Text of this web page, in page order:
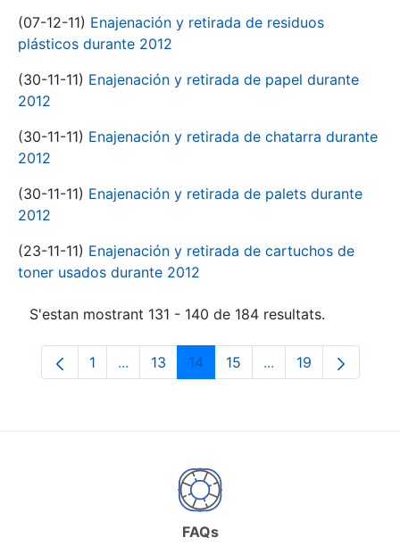
(07-12-11) Enajenación y retirada de residuos
plásticos durante 2012
(30-11-11) Enajenación y retirada de papel durante
2012
(30-11-11) Enajenación y retirada de chatarra durante
2012
(30-11-11) Enajenación y retirada de palets durante
2012
(23-11-11) Enajenación y retirada de cartuchos de
toner usados durante 2012
S'estan mostrant 131 - 140 de 184 resultats.
Pàgina
1 ...Pàgines intermèdies Utilitzeu TAB per
Pàgina
13 Pàgina
14 Pàgina
15 ...PàginesPàgina
19
FAQs